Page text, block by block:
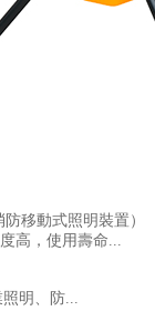
移動式照明裝置）
高，使用壽命...
明、防...